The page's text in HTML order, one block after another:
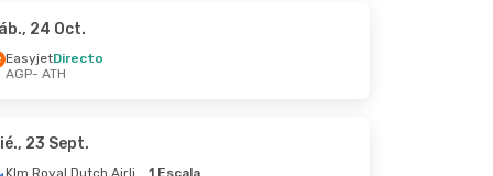
10 Oct.
24 Oct.
EasyjetDirecto
AGP- ATH
23 Sept.
Klm Royal Dutch Airlines 1 Escala